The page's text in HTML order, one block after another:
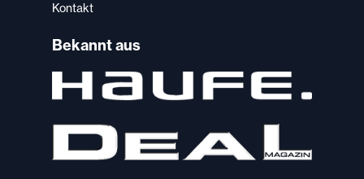
Kontakt
Bekannt aus